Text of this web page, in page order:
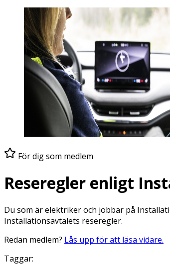
För dig som medlem
Reseregler enligt
Du som är elektriker och jobbar på
Installationsavtalets reseregler.
Redan medlem? Lås upp för att läsa vidare.
Taggar: